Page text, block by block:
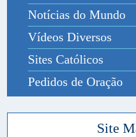
Notícias do Mundo
Vídeos Diversos
Sites Católicos
Pedidos de Oração
Site